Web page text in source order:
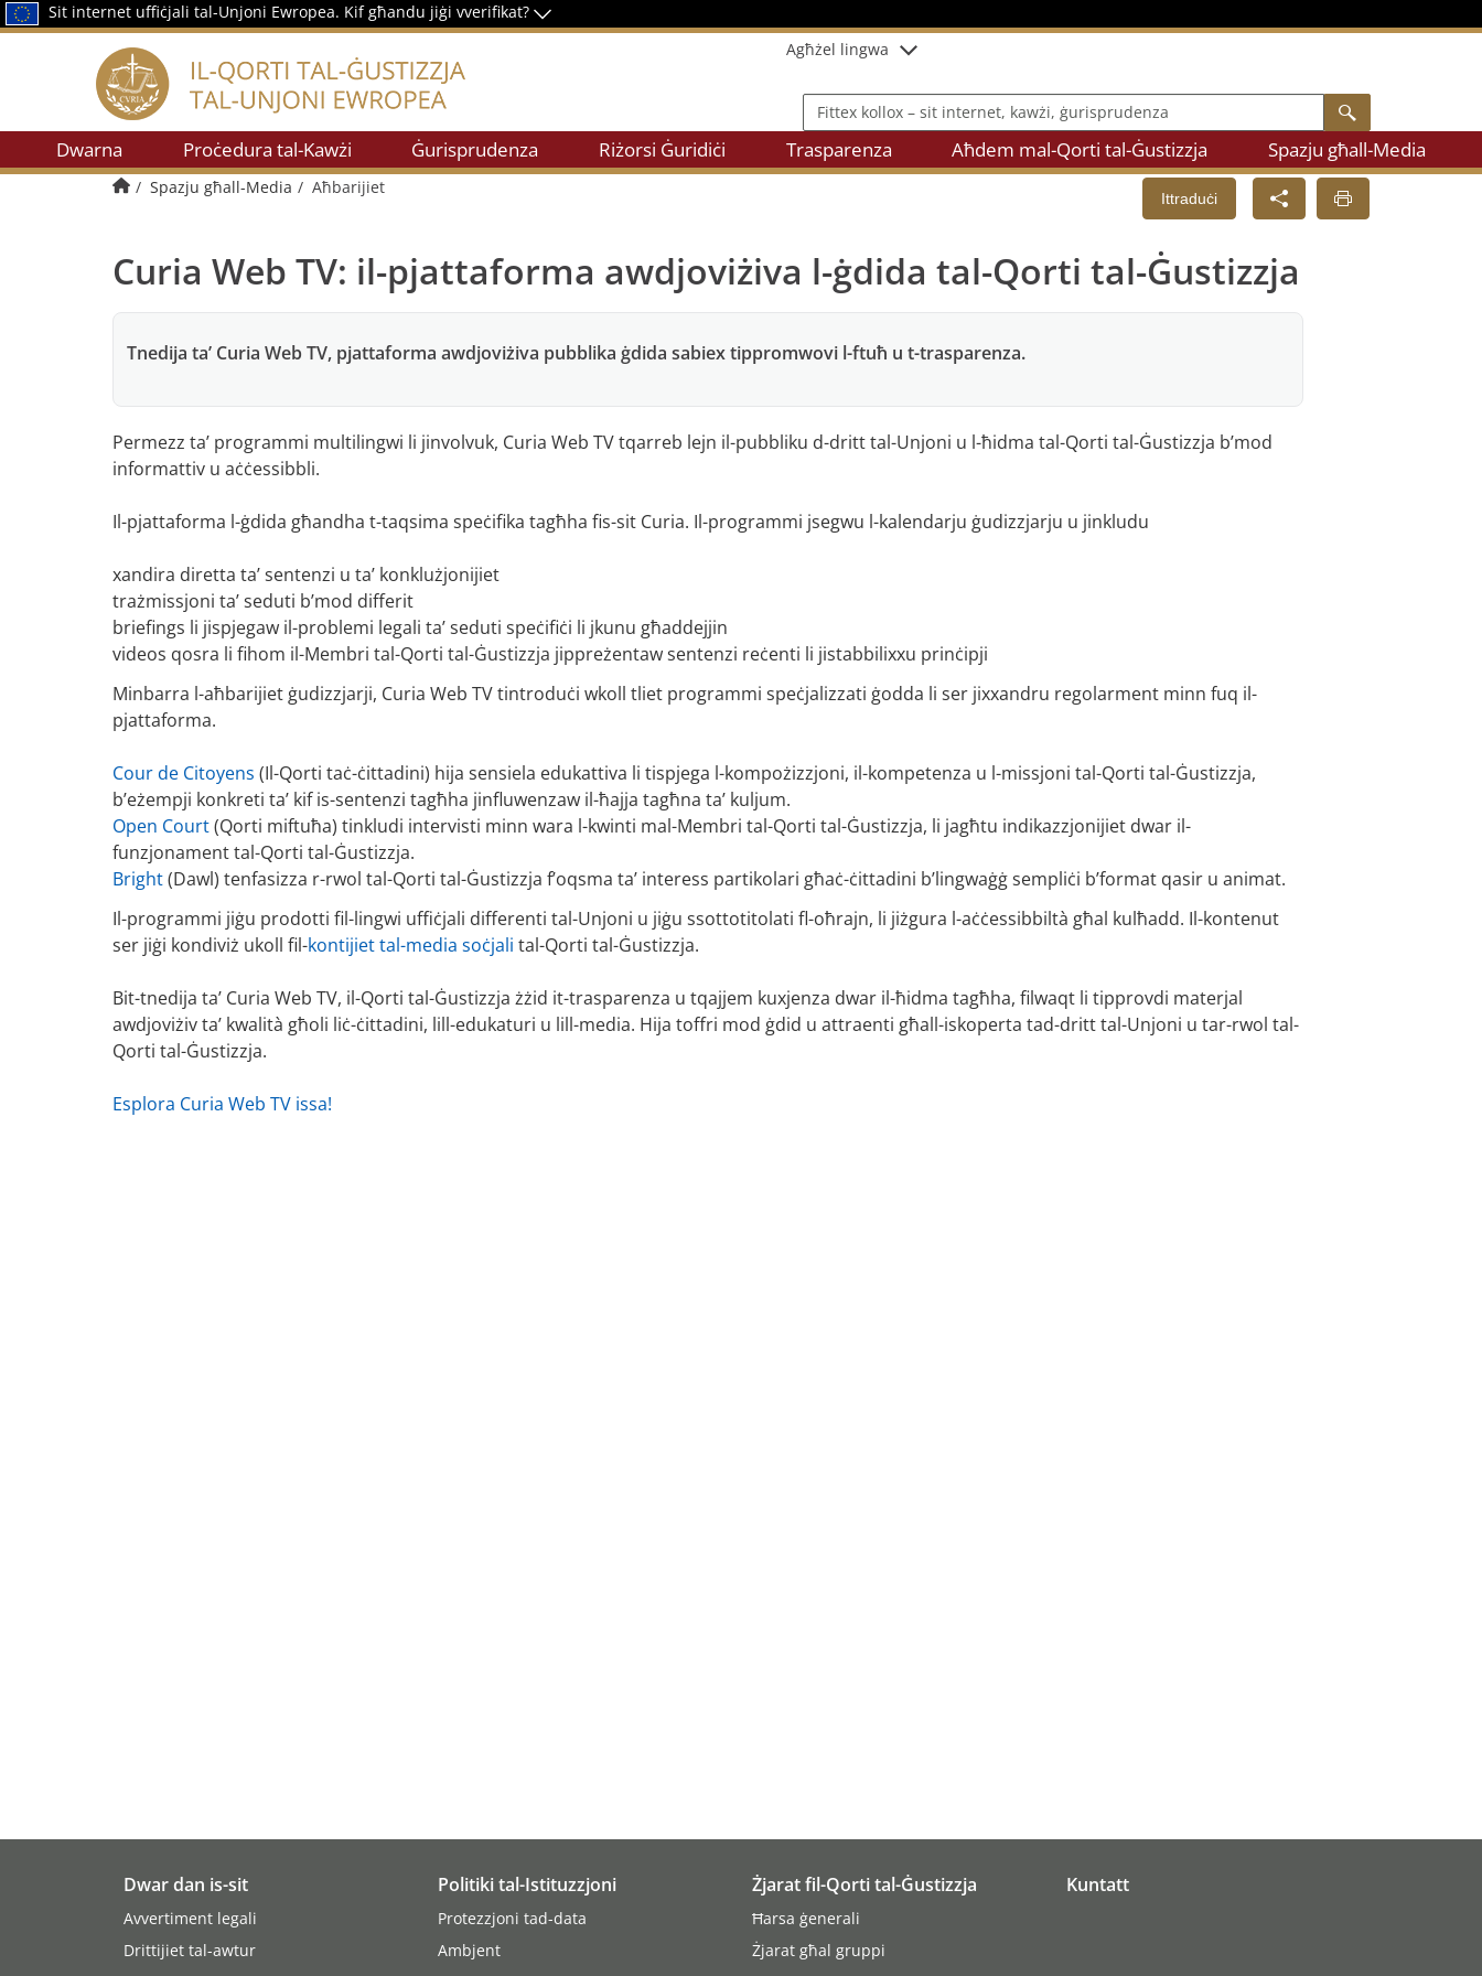
Sit internet uffiċjali tal-Unjoni Ewropea. Kif għandu jiġi vverifikat?
Agħżel lingwa
Fittex kollox – sit internet, kawżi, ġurisprudenza
Dwarna Proċedura tal-Kawżi Ġurisprudenza Riżorsi Ġuridiċi Trasparenza Aħdem mal-Qorti tal-Ġustizzja Spazju għall-Media
Paġna prinċipali
Spazju għall-Media Aħbarijiet
Ittraduċi
Curia Web TV: il-pjattaforma awdjoviżiva l-ġdida tal-Qorti tal-Ġustizzja
Tnedija ta’ Curia Web TV, pjattaforma awdjoviżiva pubblika ġdida sabiex tippromwovi l-ftuħ u t-trasparenza.
Permezz ta’ programmi multilingwi li jinvolvuk, Curia Web TV tqarreb lejn il-pubbliku d-dritt tal-Unjoni u l-ħidma tal-Qorti tal-Ġustizzja b’mod
informattiv u aċċessibbli.
Il-pjattaforma l-ġdida għandha t-taqsima speċifika tagħha fis-sit Curia. Il-programmi jsegwu l-kalendarju ġudizzjarju u jinkludu
xandira diretta ta’ sentenzi u ta’ konklużjonijiet
trażmissjoni ta’ seduti b’mod differit
briefings li jispjegaw il-problemi legali ta’ seduti speċifiċi li jkunu għaddejjin
videos qosra li fihom il-Membri tal-Qorti tal-Ġustizzja jippreżentaw sentenzi reċenti li jistabbilixxu prinċipji
Minbarra l-aħbarijiet ġudizzjarji, Curia Web TV tintroduċi wkoll tliet programmi speċjalizzati ġodda li ser jixxandru regolarment minn fuq il-
pjattaforma.
Cour de Citoyens (Il-Qorti taċ-ċittadini) hija sensiela edukattiva li tispjega l-kompożizzjoni, il-kompetenza u l-missjoni tal-Qorti tal-Ġustizzja,
b’eżempji konkreti ta’ kif is-sentenzi tagħha jinfluwenzaw il-ħajja tagħna ta’ kuljum.
Open Court(Qorti miftuħa) tinkludi intervisti minn wara l-kwinti mal-Membri tal-Qorti tal-Ġustizzja, li jagħtu indikazzjonijiet dwar il-
funzjonament tal-Qorti tal-Ġustizzja.
Bright(Dawl) tenfasizza r-rwol tal-Qorti tal-Ġustizzja f’oqsma ta’ interess partikolari għaċ-ċittadini b’lingwaġġ sempliċi b’format qasir u animat.
Il-programmi jiġu prodotti fil-lingwi uffiċjali differenti tal-Unjoni u jiġu ssottotitolati fl-oħrajn, li jiżgura l-aċċessibbiltà għal kulħadd. Il-kontenut
ser jiġi kondiviż ukoll fil-kontijiet tal-media soċjali tal-Qorti tal-Ġustizzja.
Bit-tnedija ta’ Curia Web TV, il-Qorti tal-Ġustizzja żżid it-trasparenza u tqajjem kuxjenza dwar il-ħidma tagħha, filwaqt li tipprovdi materjal
awdjoviżiv ta’ kwalità għoli liċ-ċittadini, lill-edukaturi u lill-media. Hija toffri mod ġdid u attraenti għall-iskoperta tad-dritt tal-Unjoni u tar-rwol tal-
Qorti tal-Ġustizzja.
Esplora Curia Web TV issa!
Dwar dan is-sit
Avvertiment legali
Drittijiet tal-awtur
Politiki tal-Istituzzjoni
Protezzjoni tad-data
Ambjent
Żjarat fil-Qorti tal-Ġustizzja
Ħarsa ġenerali
Żjarat għal gruppi
Kuntatt